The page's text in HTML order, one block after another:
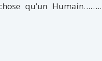
qu’un